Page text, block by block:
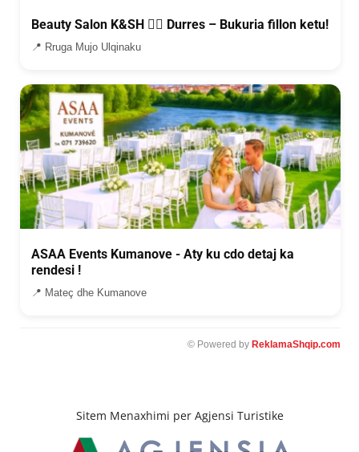
Beauty Salon K&SH 💇‍♀️ Durres – Bukuria fillon ketu!
📍 Rruga Mujo Ulqinaku
ASAA Events Kumanove - Aty ku cdo detaj ka
rendesi !
📍 Mateç dhe Kumanove
© Powered by ReklamaShqip.com
Sitem Menaxhimi per Agjensi Turistike